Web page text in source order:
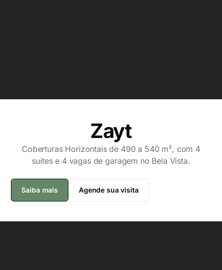
Zayt
Coberturas Horizontais de 490 a 540 m², com 4
suítes e 4 vagas de garagem no Bela Vista.
Saiba mais Agende sua visita